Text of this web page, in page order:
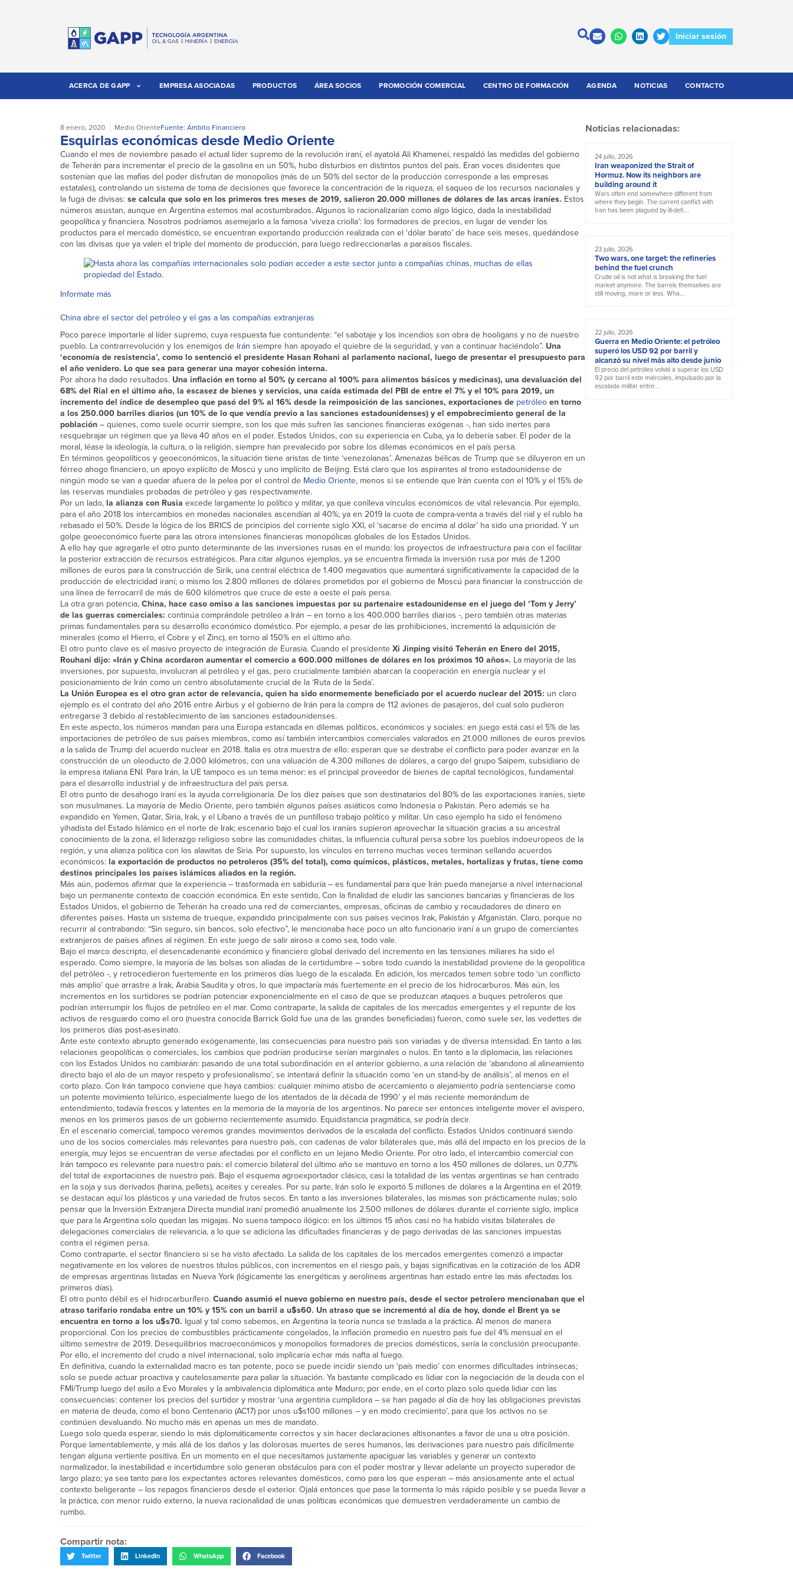
Iniciar sesión
ACERCA DE GAPP EMPRESA ASOCIADAS PRODUCTOS ÁREA SOCIOS PROMOCIÓN COMERCIAL CENTRO DE FORMACIÓN AGENDA NOTICIAS CONTACTO
8 enero, 2020 Medio OrienteFuente: Ámbito Financiero
Esquirlas económicas desde Medio Oriente
Cuando el mes de noviembre pasado el actual líder supremo de la revolución iraní, el ayatolá Ali Khamenei, respaldó las medidas del gobierno
de Teherán para incrementar el precio de la gasolina en un 50%, hubo disturbios en distintos puntos del país. Eran voces disidentes que
sostenían que las mafias del poder disfrutan de monopolios (más de un 50% del sector de la producción corresponde a las empresas
estatales), controlando un sistema de toma de decisiones que favorece la concentración de la riqueza, el saqueo de los recursos nacionales y
la fuga de divisas:se calcula que solo en los primeros tres meses de 2019, salieron 20.000 millones de dólares de las arcas iraníes. Estos
números asustan, aunque en Argentina estemos mal acostumbrados. Algunos lo racionalizarían como algo lógico, dada la inestabilidad
geopolítica y financiera. Nosotros podríamos asemejarlo a la famosa ‘viveza criolla’: los formadores de precios, en lugar de vender los
productos para el mercado doméstico, se encuentran exportando producción realizada con el ‘dólar barato’ de hace seis meses, quedándose
con las divisas que ya valen el triple del momento de producción, para luego redireccionarlas a paraísos fiscales.
Informate más
China abre el sector del petróleo y el gas a las compañías extranjeras
Poco parece importarle al líder supremo, cuya respuesta fue contundente: “el sabotaje y los incendios son obra de hooligans y no de nuestro
pueblo. La contrarrevolución y los enemigos de Irán siempre han apoyado el quiebre de la seguridad, y van a continuar haciéndolo”. Una
‘economía de resistencia’, como lo sentenció el presidente Hasan Rohani al parlamento nacional, luego de presentar el presupuesto para
el año venidero. Lo que sea para generar una mayor cohesión interna.
Por ahora ha dado resultados. Una inflación en torno al 50% (y cercano al 100% para alimentos básicos y medicinas), una devaluación del
68% del Rial en el último año, la escasez de bienes y servicios, una caída estimada del PBI de entre el 7% y el 10% para 2019, un
incremento del índice de desempleo que pasó del 9% al 16% desde la reimposición de las sanciones, exportaciones de petróleoen torno
a los 250.000 barriles diarios (un 10% de lo que vendía previo a las sanciones estadounidenses) y el empobrecimiento general de la
población– quienes, como suele ocurrir siempre, son los que más sufren las sanciones financieras exógenas -, han sido inertes para
resquebrajar un régimen que ya lleva 40 años en el poder. Estados Unidos, con su experiencia en Cuba, ya lo debería saber. El poder de la
moral, léase la ideología, la cultura, o la religión, siempre han prevalecido por sobre los dilemas económicos en el país persa.
En términos geopolíticos y geoeconómicos, la situación tiene aristas de tinte ‘venezolanas’. Amenazas bélicas de Trump que se diluyeron en un
férreo ahogo financiero, un apoyo explícito de Moscú y uno implícito de Beijing. Está claro que los aspirantes al trono estadounidense de
ningún modo se van a quedar afuera de la pelea por el control de Medio Oriente, menos si se entiende que Irán cuenta con el 10% y el 15% de
las reservas mundiales probadas de petróleo y gas respectivamente.
Por un lado, la alianza con Rusia excede largamente lo político y militar, ya que conlleva vínculos económicos de vital relevancia. Por ejemplo,
para el año 2018 los intercambios en monedas nacionales ascendían al 40%; ya en 2019 la cuota de compra-venta a través del rial y el rublo ha
rebasado el 50%. Desde la lógica de los BRICS de principios del corriente siglo XXI, el ‘sacarse de encima al dólar’ ha sido una prioridad. Y un
golpe geoeconómico fuerte para las otrora intensiones financieras monopólicas globales de los Estados Unidos.
A ello hay que agregarle el otro punto determinante de las inversiones rusas en el mundo: los proyectos de infraestructura para con el facilitar
la posterior extracción de recursos estratégicos. Para citar algunos ejemplos, ya se encuentra firmada la inversión rusa por más de 1.200
millones de euros para la construcción de Sirik, una central eléctrica de 1.400 megavatios que aumentará significativamente la capacidad de la
producción de electricidad iraní; o mismo los 2.800 millones de dólares prometidos por el gobierno de Moscú para financiar la construcción de
una línea de ferrocarril de más de 600 kilómetros que cruce de este a oeste el país persa.
La otra gran potencia,China, hace caso omiso a las sanciones impuestas por su partenaire estadounidense en el juego del ‘Tom y Jerry’
de las guerras comerciales: continúa comprándole petróleo a Irán – en torno a los 400.000 barriles diarios -, pero también otras materias
primas fundamentales para su desarrollo económico doméstico. Por ejemplo, a pesar de las prohibiciones, incrementó la adquisición de
minerales (como el Hierro, el Cobre y el Zinc), en torno al 150% en el último año.
El otro punto clave es el masivo proyecto de integración de Eurasia. Cuando el presidenteXi Jinping visitó Teherán en Enero del 2015,
Rouhani dijo: «Irán y China acordaron aumentar el comercio a 600.000 millones de dólares en los próximos 10 años». La mayoría de las
inversiones, por supuesto, involucran al petróleo y el gas, pero crucialmente también abarcan la cooperación en energía nuclear y el
posicionamiento de Irán como un centro absolutamente crucial de la ‘Ruta de la Seda’.
La Unión Europea es el otro gran actor de relevancia, quien ha sido enormemente beneficiado por el acuerdo nuclear del 2015: un claro
ejemplo es el contrato del año 2016 entre Airbus y el gobierno de Irán para la compra de 112 aviones de pasajeros, del cual solo pudieron
entregarse 3 debido al restablecimiento de las sanciones estadounidenses.
En este aspecto, los números mandan para una Europa estancada en dilemas políticos, económicos y sociales: en juego está casi el 5% de las
importaciones de petróleo de sus países miembros, como así también intercambios comerciales valorados en 21.000 millones de euros previos
a la salida de Trump del acuerdo nuclear en 2018. Italia es otra muestra de ello: esperan que se destrabe el conflicto para poder avanzar en la
construcción de un oleoducto de 2.000 kilómetros, con una valuación de 4.300 millones de dólares, a cargo del grupo Saipem, subsidiario de
la empresa italiana ENI. Para Irán, la UE tampoco es un tema menor: es el principal proveedor de bienes de capital tecnológicos, fundamental
para el desarrollo industrial y de infraestructura del país persa.
El otro punto de desahogo iraní es la ayuda correligionaria. De los diez países que son destinatarios del 80% de las exportaciones iraníes, siete
son musulmanes. La mayoría de Medio Oriente, pero también algunos países asiáticos como Indonesia o Pakistán. Pero además se ha
expandido en Yemen, Qatar, Siria, Irak, y el Líbano a través de un puntilloso trabajo político y militar. Un caso ejemplo ha sido el fenómeno
yihadista del Estado Islámico en el norte de Irak; escenario bajo el cual los iraníes supieron aprovechar la situación gracias a su ancestral
conocimiento de la zona, el liderazgo religioso sobre las comunidades chiitas, la influencia cultural persa sobre los pueblos indoeuropeos de la
región, y una alianza política con los alawitas de Siria. Por supuesto, los vínculos en terreno muchas veces terminan sellando acuerdos
económicos: la exportación de productos no petroleros (35% del total), como químicos, plásticos, metales, hortalizas y frutas, tiene como
destinos principales los países islámicos aliados en la región.
Más aún, podemos afirmar que la experiencia – trasformada en sabiduría – es fundamental para que Irán pueda manejarse a nivel internacional
bajo un permanente contexto de coacción económica. En este sentido, Con la finalidad de eludir las sanciones bancarias y financieras de los
Estados Unidos, el gobierno de Teherán ha creado una red de comerciantes, empresas, oficinas de cambio y recaudadores de dinero en
diferentes países. Hasta un sistema de trueque, expandido principalmente con sus países vecinos Irak, Pakistán y Afganistán. Claro, porque no
recurrir al contrabando: “Sin seguro, sin bancos, solo efectivo”, le mencionaba hace poco un alto funcionario iraní a un grupo de comerciantes
extranjeros de países afines al régimen. En este juego de salir airoso a como sea, todo vale.
Bajo el marco descripto, el desencadenante económico y financiero global derivado del incremento en las tensiones miliares ha sido el
esperado. Como siempre, la mayoría de las bolsas son aliadas de la certidumbre – sobre todo cuando la inestabilidad proviene de la geopolítica
del petróleo -, y retrocedieron fuertemente en los primeros días luego de la escalada. En adición, los mercados temen sobre todo ‘un conflicto
más amplio’ que arrastre a Irak, Arabia Saudita y otros, lo que impactaría más fuertemente en el precio de los hidrocarburos. Más aún, los
incrementos en los surtidores se podrían potenciar exponencialmente en el caso de que se produzcan ataques a buques petroleros que
podrían interrumpir los flujos de petróleo en el mar. Como contraparte, la salida de capitales de los mercados emergentes y el repunte de los
activos de resguardo como el oro (nuestra conocida Barrick Gold fue una de las grandes beneficiadas) fueron, como suele ser, las vedettes de
los primeros días post-asesinato.
Ante este contexto abrupto generado exógenamente, las consecuencias para nuestro país son variadas y de diversa intensidad. En tanto a las
relaciones geopolíticas o comerciales, los cambios que podrían producirse serían marginales o nulos. En tanto a la diplomacia, las relaciones
con los Estados Unidos no cambiarán: pasando de una total subordinación en el anterior gobierno, a una relación de ‘abandono al alineamiento
directo bajo el alo de un mayor respeto y profesionalismo’, se intentará definir la situación como ‘en un stand-by de análisis’, al menos en el
corto plazo. Con Irán tampoco conviene que haya cambios: cualquier mínimo atisbo de acercamiento o alejamiento podría sentenciarse como
un potente movimiento telúrico, especialmente luego de los atentados de la década de 1990’ y el más reciente memorándum de
entendimiento, todavía frescos y latentes en la memoria de la mayoría de los argentinos. No parece ser entonces inteligente mover el avispero,
menos en los primeros pasos de un gobierno recientemente asumido. Equidistancia pragmática, se podría decir.
En el escenario comercial, tampoco veremos grandes movimientos derivados de la escalada del conflicto. Estados Unidos continuará siendo
uno de los socios comerciales más relevantes para nuestro país, con cadenas de valor bilaterales que, más allá del impacto en los precios de la
energía, muy lejos se encuentran de verse afectadas por el conflicto en un lejano Medio Oriente. Por otro lado, el intercambio comercial con
Irán tampoco es relevante para nuestro país: el comercio bilateral del último año se mantuvo en torno a los 450 millones de dólares, un 0,77%
del total de exportaciones de nuestro país. Bajo el esquema agroexportador clásico, casi la totalidad de las ventas argentinas se han centrado
en la soja y sus derivados (harina, pellets), aceites y cereales. Por su parte, Irán solo le exportó 5 millones de dólares a la Argentina en el 2019:
se destacan aquí los plásticos y una variedad de frutos secos. En tanto a las inversiones bilaterales, las mismas son prácticamente nulas; solo
pensar que la Inversión Extranjera Directa mundial iraní promedió anualmente los 2.500 millones de dólares durante el corriente siglo, implica
que para la Argentina solo quedan las migajas. No suena tampoco ilógico: en los últimos 15 años casi no ha habido visitas bilaterales de
delegaciones comerciales de relevancia, a lo que se adiciona las dificultades financieras y de pago derivadas de las sanciones impuestas
contra el régimen persa.
Como contraparte, el sector financiero si se ha visto afectado. La salida de los capitales de los mercados emergentes comenzó a impactar
negativamente en los valores de nuestros títulos públicos, con incrementos en el riesgo país, y bajas significativas en la cotización de los ADR
de empresas argentinas listadas en Nueva York (lógicamente las energéticas y aerolíneas argentinas han estado entre las más afectadas los
primeros días).
El otro punto débil es el hidrocarburífero.Cuando asumió el nuevo gobierno en nuestro país, desde el sector petrolero mencionaban que el
atraso tarifario rondaba entre un 10% y 15% con un barril a u$s60. Un atraso que se incrementó al día de hoy, donde el Brent ya se
encuentra en torno a los u$s70. Igual y tal como sabemos, en Argentina la teoría nunca se traslada a la práctica. Al menos de manera
proporcional. Con los precios de combustibles prácticamente congelados, la inflación promedio en nuestro país fue del 4% mensual en el
último semestre de 2019. Desequilibrios macroeconómicos y monopolios formadores de precios domésticos, sería la conclusión preocupante.
Por ello, el incremento del crudo a nivel internacional, solo implicaría echar más nafta al fuego.
En definitiva, cuando la externalidad macro es tan potente, poco se puede incidir siendo un ‘país medio’ con enormes dificultades intrínsecas;
solo se puede actuar proactiva y cautelosamente para paliar la situación. Ya bastante complicado es lidiar con la negociación de la deuda con el
FMI/Trump luego del asilo a Evo Morales y la ambivalencia diplomática ante Maduro; por ende, en el corto plazo solo queda lidiar con las
consecuencias: contener los precios del surtidor y mostrar ‘una argentina cumplidora – se han pagado al día de hoy las obligaciones previstas
en materia de deuda, como el bono Centenario (AC17) por unos u$s100 millones – y en modo crecimiento’, para que los activos no se
continúen devaluando. No mucho más en apenas un mes de mandato.
Luego solo queda esperar, siendo lo más diplomáticamente correctos y sin hacer declaraciones altisonantes a favor de una u otra posición.
Porque lamentablemente, y más allá de los daños y las dolorosas muertes de seres humanos, las derivaciones para nuestro país difícilmente
tengan alguna vertiente positiva. En un momento en el que necesitamos justamente apaciguar las variables y generar un contexto
normalizador, la inestabilidad e incertidumbre solo generan obstáculos para con el poder mostrar y llevar adelante un proyecto superador de
largo plazo; ya sea tanto para los expectantes actores relevantes domésticos, como para los que esperan – más ansiosamente ante el actual
contexto beligerante – los repagos financieros desde el exterior. Ojalá entonces que pase la tormenta lo más rápido posible y se pueda llevar a
la práctica, con menor ruido externo, la nueva racionalidad de unas políticas económicas que demuestren verdaderamente un cambio de
rumbo.
Compartir nota:
Twitter LinkedIn WhatsApp Facebook
Noticias relacionadas:
24 julio, 2026
Iran weaponized the Strait of
Hormuz. Now its neighbors are
building around it
Wars often end somewhere different from
where they begin. The current conflict with
Iran has been plagued by ill-defi...
23 julio, 2026
Two wars, one target: the refineries
behind the fuel crunch
Crude oil is not what is breaking the fuel
market anymore. The barrels themselves are
still moving, more or less. Wha...
22 julio, 2026
Guerra en Medio Oriente: el petróleo
superó los USD 92 por barril y
alcanzó su nivel más alto desde junio
El precio del petróleo volvió a superar los USD
92 por barril este miércoles, impulsado por la
escalada militar entre...